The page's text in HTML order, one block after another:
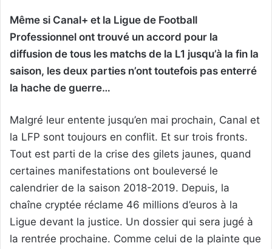
Même si Canal+ et la Ligue de Football
Professionnel ont trouvé un accord pour la
diffusion de tous les matchs de la L1 jusqu’à la fin la
saison, les deux parties n’ont toutefois pas enterré
la hache de guerre…
Malgré leur entente jusqu’en mai prochain, Canal et
la LFP sont toujours en conflit. Et sur trois fronts.
Tout est parti de la crise des gilets jaunes, quand
certaines manifestations ont bouleversé le
calendrier de la saison 2018-2019. Depuis, la
chaîne cryptée réclame 46 millions d’euros à la
Ligue devant la justice. Un dossier qui sera jugé à
la rentrée prochaine. Comme celui de la plainte que